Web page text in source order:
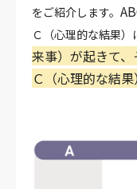
をご紹介します。
Ｃ（心理的な結果）
来事）が起きて
Ｃ（心理的な結果